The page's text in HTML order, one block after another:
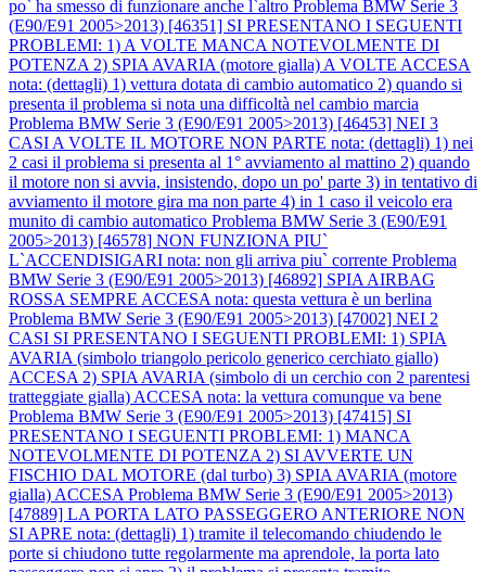
po` ha smesso di funzionare anche l`altro Problema BMW Serie 3
(E90/E91 2005>2013) [46351] SI PRESENTANO I SEGUENTI
PROBLEMI: 1) A VOLTE MANCA NOTEVOLMENTE DI
POTENZA 2) SPIA AVARIA (motore gialla) A VOLTE ACCESA
nota: (dettagli) 1) vettura dotata di cambio automatico 2) quando si
presenta il problema si nota una difficoltà nel cambio marcia
Problema BMW Serie 3 (E90/E91 2005>2013) [46453] NEI 3
CASI A VOLTE IL MOTORE NON PARTE nota: (dettagli) 1) nei
2 casi il problema si presenta al 1° avviamento al mattino 2) quando
il motore non si avvia, insistendo, dopo un po' parte 3) in tentativo di
avviamento il motore gira ma non parte 4) in 1 caso il veicolo era
munito di cambio automatico Problema BMW Serie 3 (E90/E91
2005>2013) [46578] NON FUNZIONA PIU`
L`ACCENDISIGARI nota: non gli arriva piu` corrente Problema
BMW Serie 3 (E90/E91 2005>2013) [46892] SPIA AIRBAG
ROSSA SEMPRE ACCESA nota: questa vettura è un berlina
Problema BMW Serie 3 (E90/E91 2005>2013) [47002] NEI 2
CASI SI PRESENTANO I SEGUENTI PROBLEMI: 1) SPIA
AVARIA (simbolo triangolo pericolo generico cerchiato giallo)
ACCESA 2) SPIA AVARIA (simbolo di un cerchio con 2 parentesi
tratteggiate gialla) ACCESA nota: la vettura comunque va bene
Problema BMW Serie 3 (E90/E91 2005>2013) [47415] SI
PRESENTANO I SEGUENTI PROBLEMI: 1) MANCA
NOTEVOLMENTE DI POTENZA 2) SI AVVERTE UN
FISCHIO DAL MOTORE (dal turbo) 3) SPIA AVARIA (motore
gialla) ACCESA Problema BMW Serie 3 (E90/E91 2005>2013)
[47889] LA PORTA LATO PASSEGGERO ANTERIORE NON
SI APRE nota: (dettagli) 1) tramite il telecomando chiudendo le
porte si chiudono tutte regolarmente ma aprendole, la porta lato